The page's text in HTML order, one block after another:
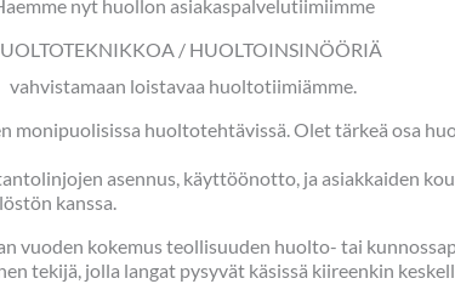
nyt huollon asiakaspalvelutiimiimme
/ HUOLTOINSINÖÖRIÄ
vahvistamaan loistavaa huoltotiimiämme.
monipuolisissa huoltotehtävissä. Olet tärkeä osa
asennus, käyttöönotto, ja asiakkaiden
kanssa.
vuoden kokemus teollisuuden huolto- tai
tekijä, jolla langat pysyvät käsissä kiireenkin